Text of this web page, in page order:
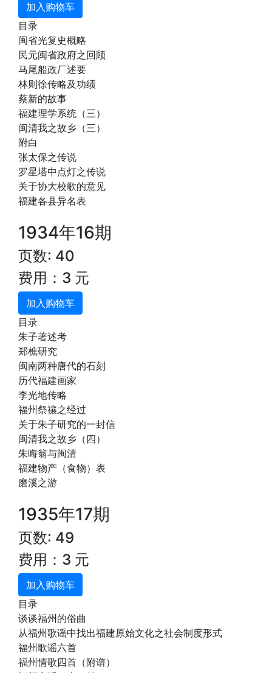
加入购物车
目录
闽省光复史概略
民元闽省政府之回顾
马尾船政厂述要
林则徐传略及功绩
蔡新的故事
福建理学系统（三）
闽清我之故乡（三）
附白
张太保之传说
罗星塔中点灯之传说
关于协大校歌的意见
福建各县异名表
1934年16期
页数: 40
费用：3 元
加入购物车
目录
朱子著述考
郑樵研究
闽南两种唐代的石刻
历代福建画家
李光地传略
福州祭禳之经过
关于朱子研究的一封信
闽清我之故乡（四）
朱晦翁与闽清
福建物产（食物）表
磨溪之游
1935年17期
页数: 49
费用：3 元
加入购物车
目录
谈谈福州的俗曲
从福州歌谣中找出福建原始文化之社会制度形式
福州歌谣六首
福州情歌四首（附谱）